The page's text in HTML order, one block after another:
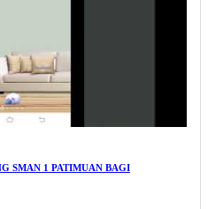
SMAN 1 PATIMUAN BAGI